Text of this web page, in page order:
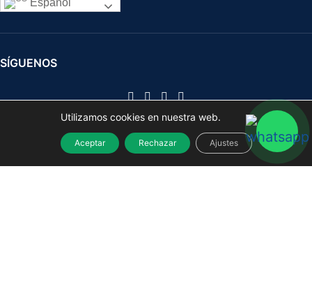
Español
SÍGUENOS
Herramientas manuales y eléctricas para profesionales y
bricolaje 2021
Utilizamos cookies en nuestra web.
Aceptar Rechazar Ajustes